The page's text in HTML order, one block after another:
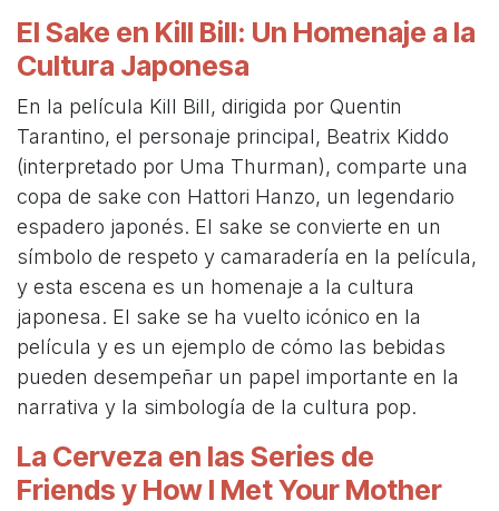
El Sake en Kill Bill: Un Homenaje a la
Cultura Japonesa
En la película Kill Bill, dirigida por Quentin
Tarantino, el personaje principal, Beatrix Kiddo
(interpretado por Uma Thurman), comparte una
copa de sake con Hattori Hanzo, un legendario
espadero japonés. El sake se convierte en un
símbolo de respeto y camaradería en la película,
y esta escena es un homenaje a la cultura
japonesa. El sake se ha vuelto icónico en la
película y es un ejemplo de cómo las bebidas
pueden desempeñar un papel importante en la
narrativa y la simbología de la cultura pop.
La Cerveza en las Series de
Friends y How I Met Your Mother